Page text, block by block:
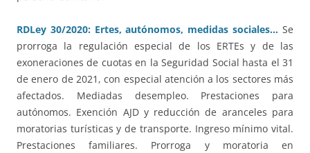
RDLey 30/2020: Ertes, autónomos, medidas sociales… Se
prorroga la regulación especial de los ERTEs y de las
exoneraciones de cuotas en la Seguridad Social hasta el 31
de enero de 2021, con especial atención a los sectores más
afectados. Mediadas desempleo. Prestaciones para
autónomos. Exención AJD y reducción de aranceles para
moratorias turísticas y de transporte. Ingreso mínimo vital.
Prestaciones familiares. Prorroga y moratoria en